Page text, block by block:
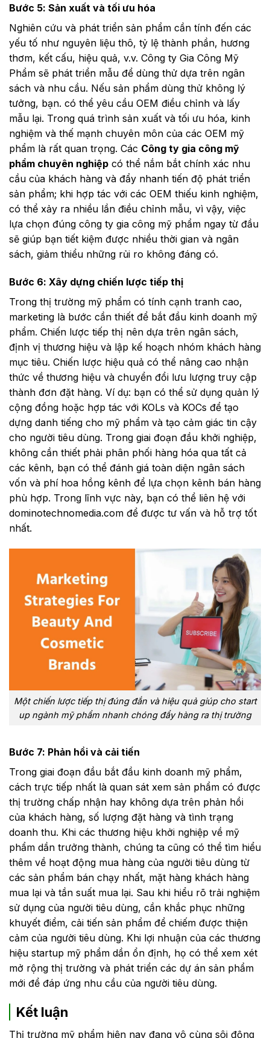
Bước 5: Sản xuất và tối ưu hóa
Nghiên cứu và phát triển sản phẩm cần tính đến các
yếu tố như nguyên liệu thô, tỷ lệ thành phần, hương
thơm, kết cấu, hiệu quả, v.v. Công ty Gia Công Mỹ
Phẩm sẽ phát triển mẫu để dùng thử dựa trên ngân
sách và nhu cầu. Nếu sản phẩm dùng thử không lý
tưởng, bạn. có thể yêu cầu OEM điều chỉnh và lấy
mẫu lại. Trong quá trình sản xuất và tối ưu hóa, kinh
nghiệm và thế mạnh chuyên môn của các OEM mỹ
phẩm là rất quan trọng. Các Công ty gia công mỹ
phẩm chuyên nghiệp có thể nắm bắt chính xác nhu
cầu của khách hàng và đẩy nhanh tiến độ phát triển
sản phẩm; khi hợp tác với các OEM thiếu kinh nghiệm,
có thể xảy ra nhiều lần điều chỉnh mẫu, vì vậy, việc
lựa chọn đúng công ty gia công mỹ phẩm ngay từ đầu
sẽ giúp bạn tiết kiệm được nhiều thời gian và ngân
sách, giảm thiểu những rủi ro không đáng có.
Bước 6: Xây dựng chiến lược tiếp thị
Trong thị trường mỹ phẩm có tính cạnh tranh cao,
marketing là bước cần thiết để bắt đầu kinh doanh mỹ
phẩm. Chiến lược tiếp thị nên dựa trên ngân sách,
định vị thương hiệu và lập kế hoạch nhóm khách hàng
mục tiêu. Chiến lược hiệu quả có thể nâng cao nhận
thức về thương hiệu và chuyển đổi lưu lượng truy cập
thành đơn đặt hàng. Ví dụ: bạn có thể sử dụng quản lý
cộng đồng hoặc hợp tác với KOLs và KOCs để tạo
dựng danh tiếng cho mỹ phẩm và tạo cảm giác tin cậy
cho người tiêu dùng. Trong giai đoạn đầu khởi nghiệp,
không cần thiết phải phân phối hàng hóa qua tất cả
các kênh, bạn có thể đánh giá toàn diện ngân sách
vốn và phí hoa hồng kênh để lựa chọn kênh bán hàng
phù hợp. Trong lĩnh vực này, bạn có thể liên hệ với
dominotechnomedia.com để được tư vấn và hỗ trợ tốt
nhất.
Một chiến lược tiếp thị đúng đắn và hiệu quả giúp cho start
up ngành mỹ phẩm nhanh chóng đẩy hàng ra thị trường
Bước 7: Phản hồi và cải tiến
Trong giai đoạn đầu bắt đầu kinh doanh mỹ phẩm,
cách trực tiếp nhất là quan sát xem sản phẩm có được
thị trường chấp nhận hay không dựa trên phản hồi
của khách hàng, số lượng đặt hàng và tình trạng
doanh thu. Khi các thương hiệu khởi nghiệp về mỹ
phẩm dần trưởng thành, chúng ta cũng có thể tìm hiểu
thêm về hoạt động mua hàng của người tiêu dùng từ
các sản phẩm bán chạy nhất, mặt hàng khách hàng
mua lại và tần suất mua lại. Sau khi hiểu rõ trải nghiệm
sử dụng của người tiêu dùng, cần khắc phục những
khuyết điểm, cải tiến sản phẩm để chiếm được thiện
cảm của người tiêu dùng. Khi lợi nhuận của các thương
hiệu startup mỹ phẩm dần ổn định, họ có thể xem xét
mở rộng thị trường và phát triển các dự án sản phẩm
mới để đáp ứng nhu cầu của người tiêu dùng.
Kết luận
Thị trường mỹ phẩm hiện nay đang vô cùng sôi động